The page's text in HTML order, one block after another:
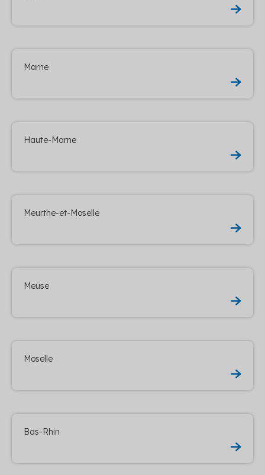
Marne
Haute-Marne
Meurthe-et-Moselle
Meuse
Moselle
Bas-Rhin